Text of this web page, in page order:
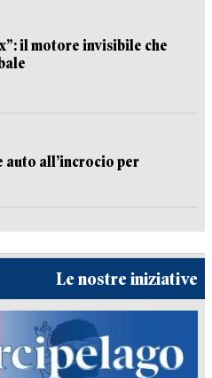
il motore invisibile che
all’incrocio per
Le nostre iniziative